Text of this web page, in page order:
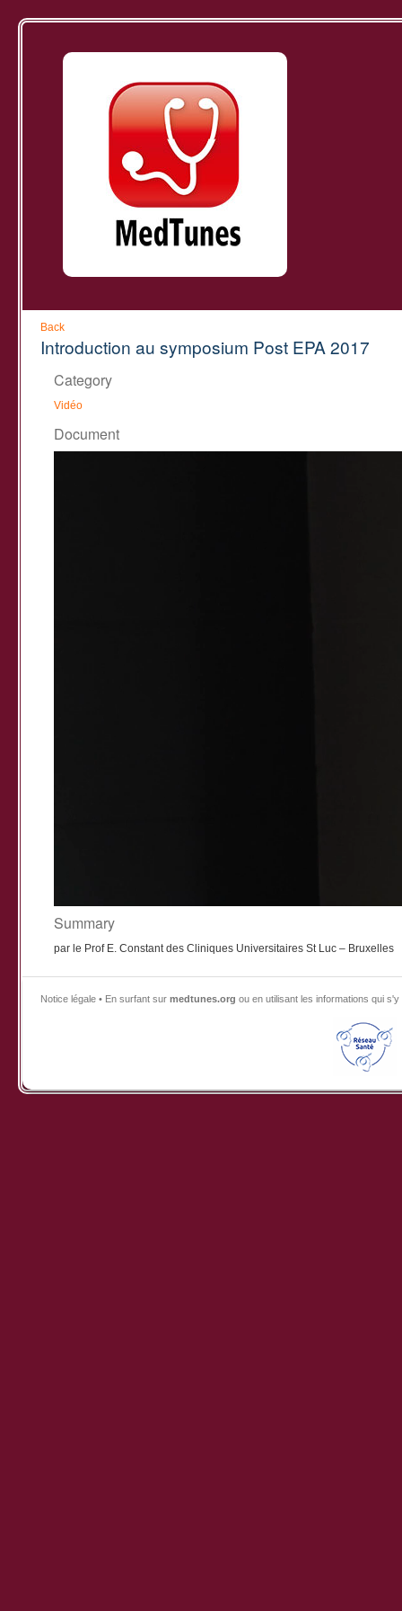
Back
Introduction au symposium Post EPA 2017
Category
Vidéo
Document
Summary
par le Prof E. Constant des Cliniques Universitaires St Luc – Bruxelles
Notice légale • En surfant sur medtunes.org ou en utilisant les informations qui